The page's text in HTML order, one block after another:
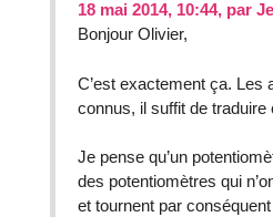
18 mai 2014, 10:44, par
Bonjour Olivier,
C’est exactement ça. Les
connus, il suffit de
Je pense qu’un
des potentiomètres qui
et tournent par